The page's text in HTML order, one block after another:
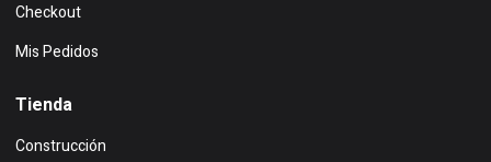
Checkout
Mis Pedidos
Tienda
Construcción